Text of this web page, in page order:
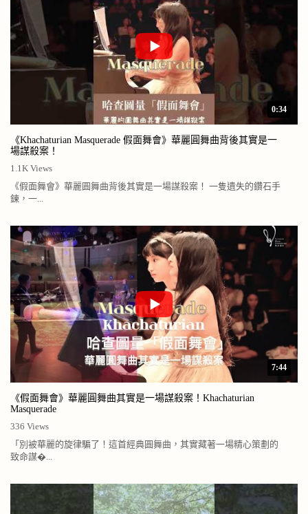
0:34
《Khachaturian Masquerade 假面舞會》華麗圓舞曲背後其實是一
場謀殺案！
1.1K Views
《假面舞會》華麗圓舞曲背後其實是一場謀殺案！ 一隻遺失的鑽石手
鍊，一...
7:44
《假面舞會》華麗圓舞曲其實是一場謀殺案！Khachaturian
Masquerade
336 Views
「別被華麗的旋律騙了！這首經典圓舞曲，其實藏著一場精心策劃的
致命謀�...